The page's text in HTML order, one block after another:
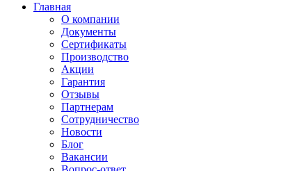
Главная
О компании
Документы
Сертификаты
Производство
Акции
Гарантия
Отзывы
Партнерам
Сотрудничество
Новости
Блог
Вакансии